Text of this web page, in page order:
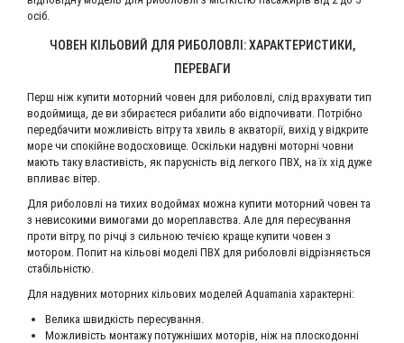
осіб.
ЧОВЕН КІЛЬОВИЙ ДЛЯ РИБОЛОВЛІ: ХАРАКТЕРИСТИКИ,
ПЕРЕВАГИ
Перш ніж купити моторний човен для риболовлі, слід врахувати тип
водоймища, де ви збираєтеся рибалити або відпочивати. Потрібно
передбачити можливість вітру та хвиль в акваторії, вихід у відкрите
море чи спокійне водосховище. Оскільки надувні моторні човни
мають таку властивість, як парусність від легкого ПВХ, на їх хід дуже
впливає вітер.
Для риболовлі на тихих водоймах можна купити моторний човен та
з невисокими вимогами до мореплавства. Але для пересування
проти вітру, по річці з сильною течією краще купити човен з
мотором. Попит на кільові моделі ПВХ для риболовлі відрізняється
стабільністю.
Для надувних моторних кільових моделей Aquamania характерні:
Велика швидкість пересування.
Можливість монтажу потужніших моторів, ніж на плоскодонні